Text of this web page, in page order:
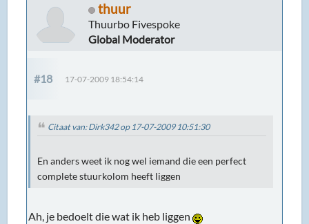
thuur
Thuurbo Fivespoke
Global Moderator
#18 17-07-2009 18:54:14
Citaat van: Dirk342 op 17-07-2009 10:51:30
En anders weet ik nog wel iemand die een perfect
complete stuurkolom heeft liggen
Ah, je bedoelt die wat ik heb liggen